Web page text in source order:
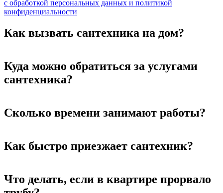
с обработкой персональных данных и политикой
конфиденциальности
Как вызвать сантехника на дом?
Куда можно обратиться за услугами
сантехника?
Сколько времени занимают работы?
Как быстро приезжает сантехник?
Что делать, если в квартире прорвало